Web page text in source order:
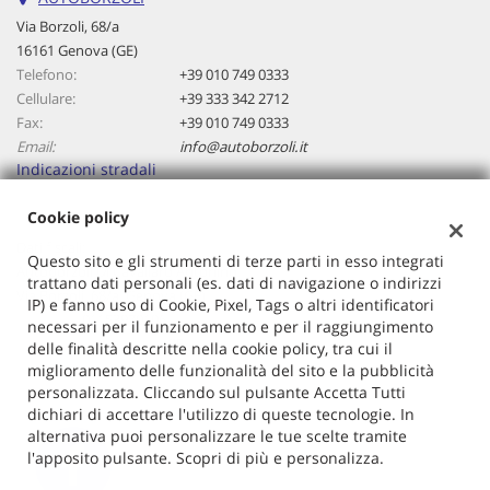
Via Borzoli, 68/a
16161 Genova (GE)
Telefono:
+39 010 749 0333
Cellulare:
+39 333 342 2712
Fax:
+39 010 749 0333
Email:
info@autoborzoli.it
Indicazioni stradali
Autoborzoli Di Cavallaro Antonino
Via Borzoli, 68/a, Genova (GE)
C.F/P.IVA:01153970106
Registro delle imprese:GE
Cookie policy
Questo sito e gli strumenti di terze parti in esso integrati
trattano dati personali (es. dati di navigazione o indirizzi
IP) e fanno uso di Cookie, Pixel, Tags o altri identificatori
necessari per il funzionamento e per il raggiungimento
delle finalità descritte nella cookie policy, tra cui il
miglioramento delle funzionalità del sito e la pubblicità
personalizzata. Cliccando sul pulsante Accetta Tutti
dichiari di accettare l'utilizzo di queste tecnologie. In
alternativa puoi personalizzare le tue scelte tramite
l'apposito pulsante. Scopri di più e personalizza.
questi
strumenti
di
tracciamento
si
rimanda
alla
cookie
Puoi
e
modificare
le
tue
scelte
in
qualsiasi
momento.